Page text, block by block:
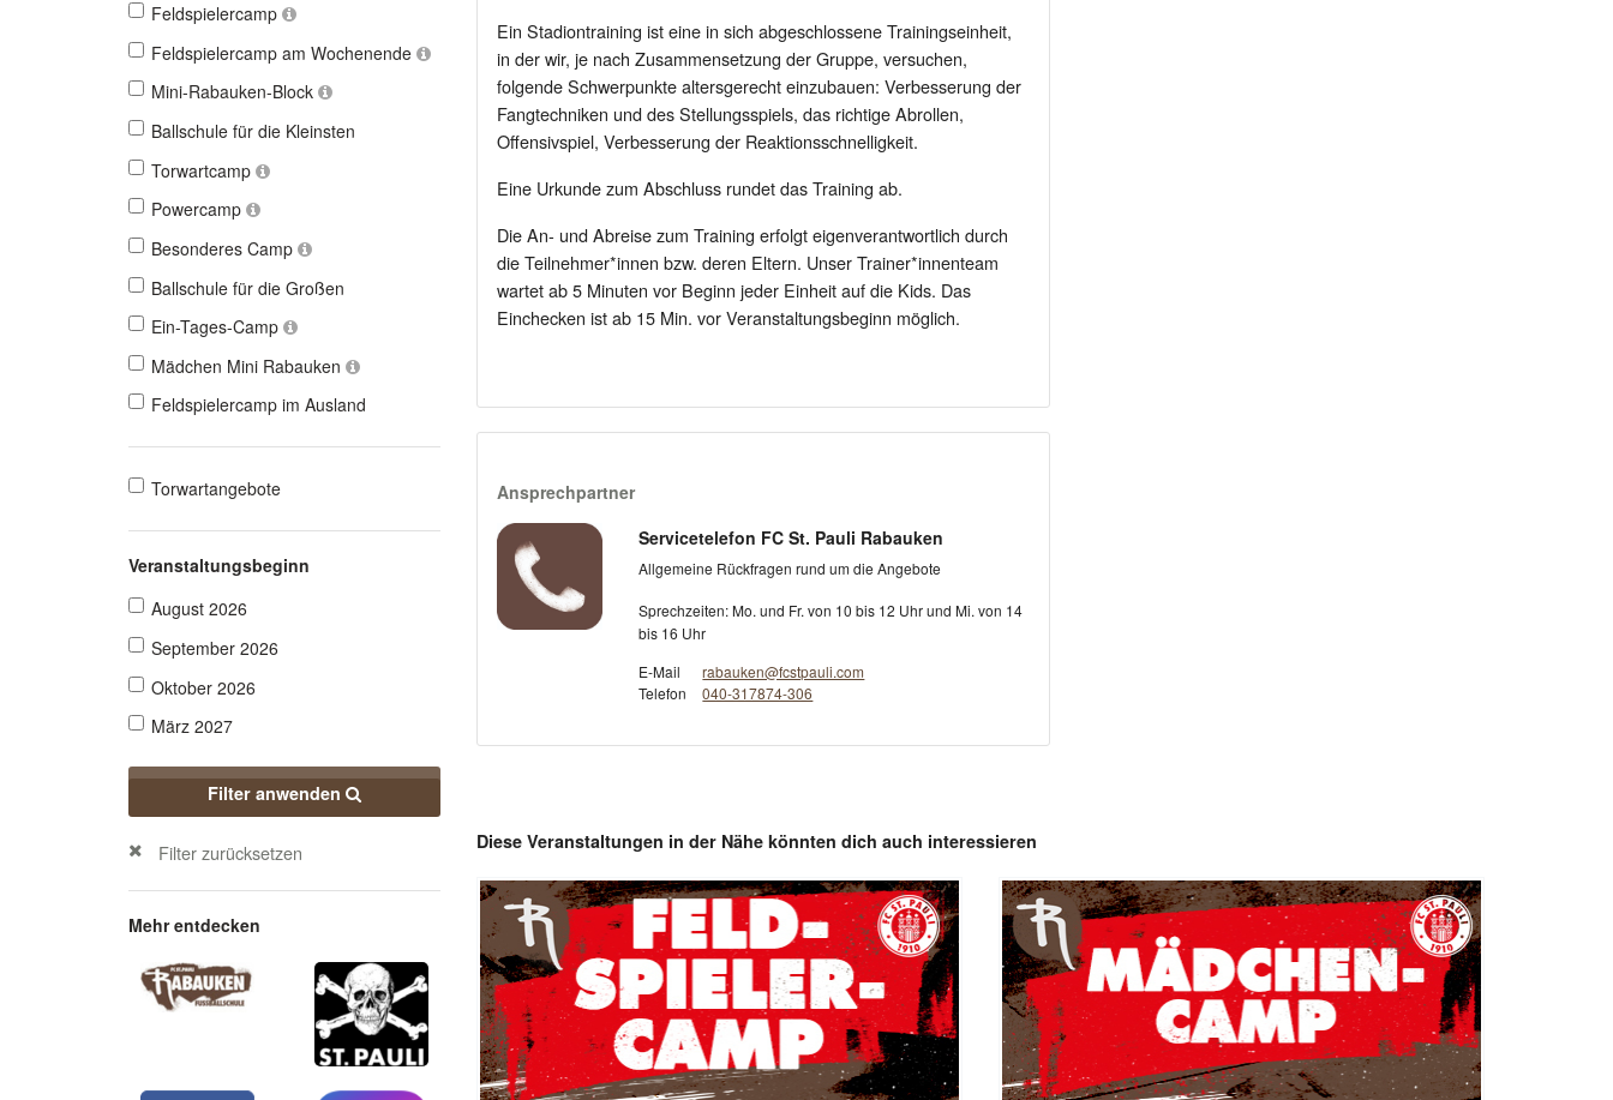
Feldspielercamp
Feldspielercamp am Wochenende
Mini-Rabauken-Block
Ballschule für die Kleinsten
Torwartcamp
Powercamp
Besonderes Camp
Ballschule für die Großen
Ein-Tages-Camp
Mädchen Mini Rabauken
Feldspielercamp im Ausland
Torwartangebote
Veranstaltungsbeginn
August 2026
September 2026
Oktober 2026
März 2027
Filter anwenden
Filter zurücksetzen
Mehr entdecken
Ein Stadiontraining ist eine in sich abgeschlossene Trainingseinheit,
in der wir, je nach Zusammensetzung der Gruppe, versuchen,
folgende Schwerpunkte altersgerecht einzubauen: Verbesserung der
Fangtechniken und des Stellungsspiels, das richtige Abrollen,
Offensivspiel, Verbesserung der Reaktionsschnelligkeit.
Eine Urkunde zum Abschluss rundet das Training ab.
Die An- und Abreise zum Training erfolgt eigenverantwortlich durch
die Teilnehmer*innen bzw. deren Eltern. Unser Trainer*innenteam
wartet ab 5 Minuten vor Beginn jeder Einheit auf die Kids. Das
Einchecken ist ab 15 Min. vor Veranstaltungsbeginn möglich.
Ansprechpartner
Servicetelefon FC St. Pauli Rabauken
Allgemeine Rückfragen rund um die Angebote
Sprechzeiten: Mo. und Fr. von 10 bis 12 Uhr und Mi. von 14
bis 16 Uhr
E-Mail
rabauken@fcstpauli.com
Telefon
040-317874-306
Diese Veranstaltungen in der Nähe könnten dich auch interessieren